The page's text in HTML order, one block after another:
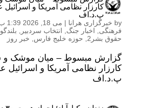
کارزار نظامی آمریکا و اسرائیل
پ.د.اف
by خبرگزاری هرانا | می 18, 2026 1:39 ب.ظ
فرهنگی
اخبار جنگ انتخاب سردبیر بلندگو
حقوق بشر2
حوزه خلیج فارس خبر روز
گزارش مبسوط – میان موشک
کارزار نظامی آمریکا و اسرائیل
پ.د.اف